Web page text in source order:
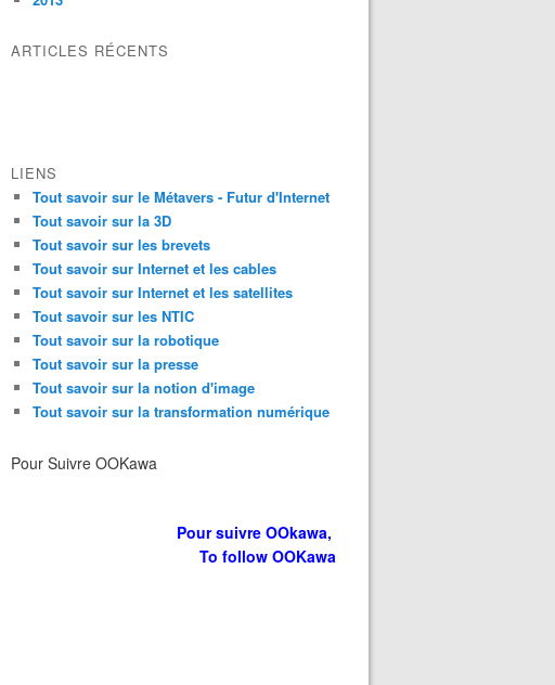
ARTICLES RÉCENTS
LIENS
Tout savoir sur le Métavers - Futur d'Internet
Tout savoir sur la 3D
Tout savoir sur les brevets
Tout savoir sur Internet et les cables
Tout savoir sur Internet et les satellites
Tout savoir sur les NTIC
Tout savoir sur la robotique
Tout savoir sur la presse
Tout savoir sur la notion d'image
Tout savoir sur la transformation numérique
Pour Suivre OOKawa
Pour suivre OOkawa,
To follow OOKawa